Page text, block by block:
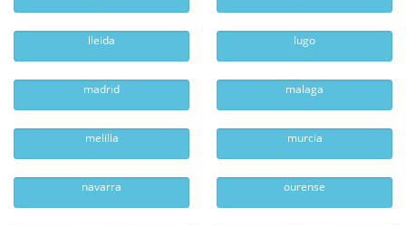
lleida lugo
madrid malaga
melilla murcia
navarra ourense